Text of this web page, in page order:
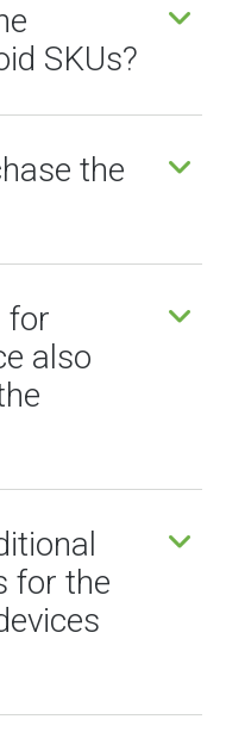
SKUs?
the
for
also
for the